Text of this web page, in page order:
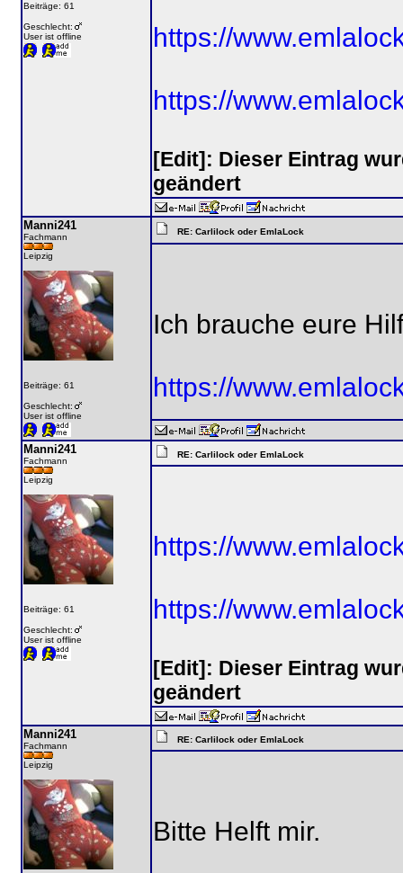
Beiträge: 61
Geschlecht:
User ist offline
https://
https://
[Edit]: Dieser Eintrag
geändert
Manni241
Fachmann
Leipzig
Beiträge: 61
Geschlecht:
User ist offline
RE: Carlilock oder EmlaLock
Ich brauche eure
https://
Manni241
Fachmann
Leipzig
Beiträge: 61
Geschlecht:
User ist offline
RE: Carlilock oder EmlaLock
https://
https://
[Edit]: Dieser Eintrag
geändert
Manni241
Fachmann
Leipzig
RE: Carlilock oder EmlaLock
Bitte Helft mir.